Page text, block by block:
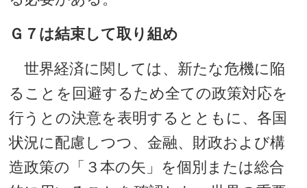
Ｇ７は結束して取り組め
世界経済に関しては、新たな危機に陥
ることを回避するため全ての政策対応を
行うとの決意を表明するとともに、各国
状況に配慮しつつ、金融、財政および構
造政策の「３本の矢」を個別または総合